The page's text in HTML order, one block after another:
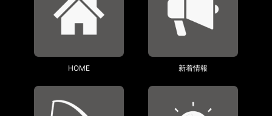
HOME 新着情報